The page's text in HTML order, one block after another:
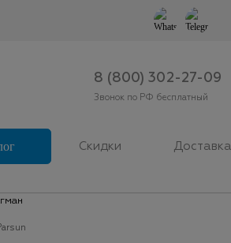
8 (800) 302-27-09
Звонок по РФ бесплатный
Скидки Доставка